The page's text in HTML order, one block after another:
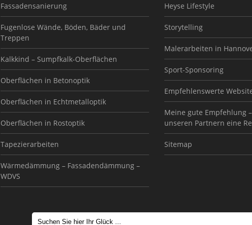
Fassadensanierung
Fugenlose Wände, Böden, Bäder und
Treppen
Kalkkind – Sumpfkalk-Oberflächen
Oberflächen in Betonoptik
Oberflächen in Echtmetalloptik
Oberflächen in Rostoptik
Tapezierarbeiten
Wärmedämmung – Fassadendämmung –
WDVS
Heyse Lifestyle
Storytelling
Malerarbeiten in
Sport-Sponsoring
Empfehlenswerte
Meine gute Empfehlung
unseren Partnern eine
Sitemap